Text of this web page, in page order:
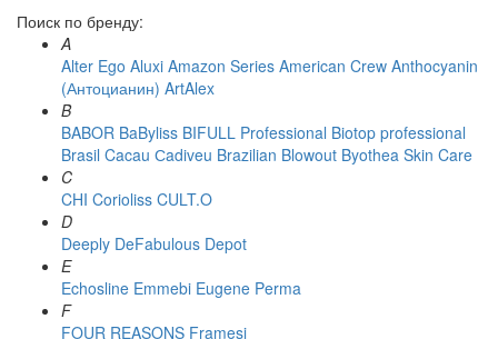
Поиск по бренду:
A
Alter Ego Aluxi Amazon Series American Crew Anthocyanin
(Антоцианин) ArtAlex
B
BABOR BaByliss BIFULL Professional Biotop professional
Brasil Cacau Сadiveu Brazilian Blowout Byothea Skin Care
C
CHI Corioliss CULT.O
D
Deeply DeFabulous Depot
E
Echosline Emmebi Eugene Perma
F
FOUR REASONS Framesi